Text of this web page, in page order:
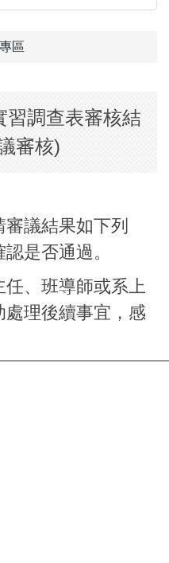
區
習調查表審核結
審核)
議結果如下列
是否通過。
、班導師或系上
理後續事宜，感